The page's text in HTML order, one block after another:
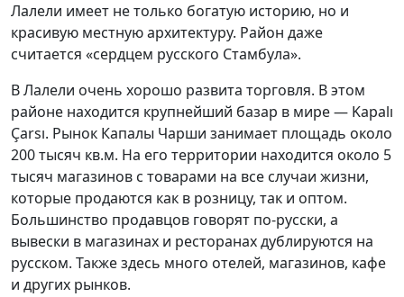
Лалели имеет не только богатую историю, но и
красивую местную архитектуру. Район даже
считается «сердцем русского Стамбула».
В Лалели очень хорошо развита торговля. В этом
районе находится крупнейший базар в мире — Kapalı
Çarsı. Рынок Капалы Чарши занимает площадь около
200 тысяч кв.м. На его территории находится около 5
тысяч магазинов с товарами на все случаи жизни,
которые продаются как в розницу, так и оптом.
Большинство продавцов говорят по-русски, а
вывески в магазинах и ресторанах дублируются на
русском. Также здесь много отелей, магазинов, кафе
и других рынков.